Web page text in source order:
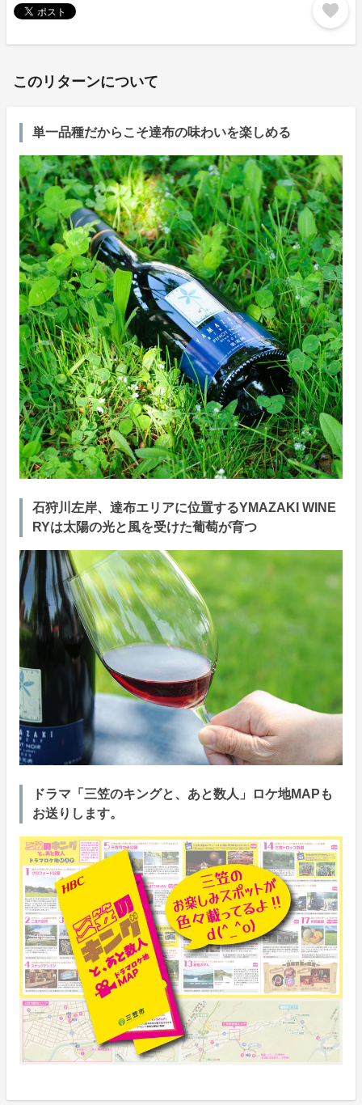
favorite
このリターンについて
単一品種だからこそ達布の味わいを楽しめる
石狩川左岸、達布エリアに位置するYMAZAKI WINE
RYは太陽の光と風を受けた葡萄が育つ
ドラマ「三笠のキングと、あと数人」ロケ地MAPも
お送りします。